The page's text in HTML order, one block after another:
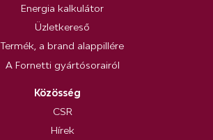
Energia kalkulátor
Üzletkereső
Termék, a brand alappillére
A Fornetti gyártósorairól
Közösség
CSR
Hírek